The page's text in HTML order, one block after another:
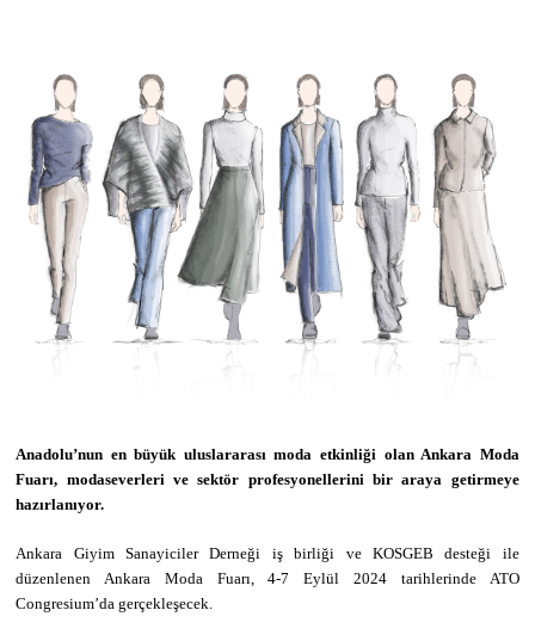
Anadolu’nun en büyük uluslararası moda etkinliği olan Ankara Moda
Fuarı, modaseverleri ve sektör profesyonellerini bir araya getirmeye
hazırlanıyor.
Ankara Giyim Sanayiciler Derneği iş birliği ve KOSGEB desteği ile
düzenlenen Ankara Moda Fuarı, 4-7 Eylül 2024 tarihlerinde ATO
Congresium’da gerçekleşecek.